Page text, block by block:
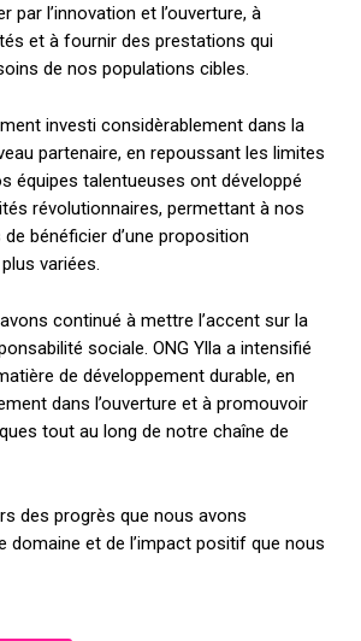
par l’innovation et l’ouverture, à
et à fournir des prestations qui
de nos populations cibles.
investi considèrablement dans la
partenaire, en repoussant les limites
équipes talentueuses ont développé
révolutionnaires, permettant à nos
bénéficier d’une proposition
variées.
continué à mettre l’accent sur la
sociale. ONG Ylla a intensifié
de développement durable, en
dans l’ouverture et à promouvoir
tout au long de notre chaîne de
des progrès que nous avons
domaine et de l’impact positif que nous